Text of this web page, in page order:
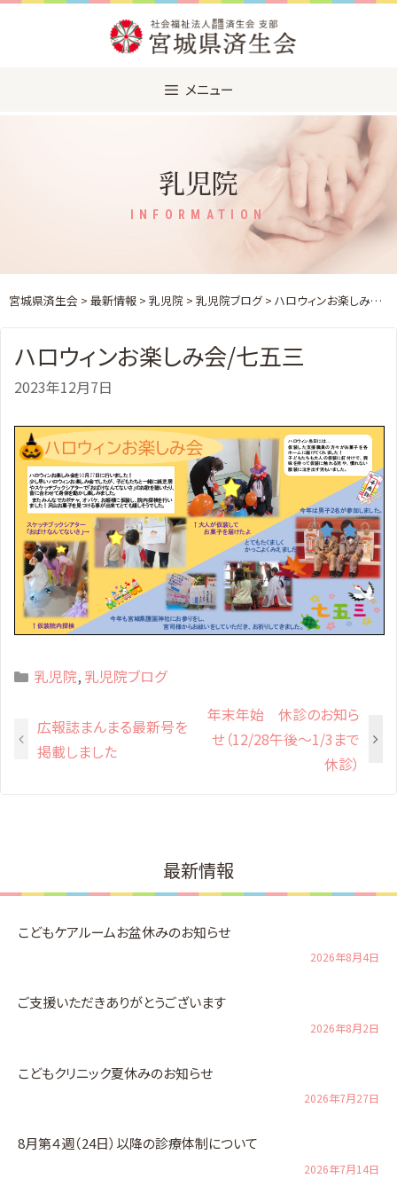
メニュー
乳児院
INFORMATION
宮城県済生会 > 最新情報 > 乳児院 > 乳児院ブログ > ハロウィンお楽しみ会/七五三
ハロウィンお楽しみ会/七五三
2023年12月7日
Categories
乳児院, 乳児院ブログ
広報誌まんまる最新号を
掲載しました
年末年始 休診のお知ら
せ（12/28午後～1/3まで
休診）
最新情報
こどもケアルームお盆休みのお知らせ
2026年8月4日
ご支援いただきありがとうございます
2026年8月2日
こどもクリニック夏休みのお知らせ
2026年7月27日
8月第４週（24日）以降の診療体制について
2026年7月14日